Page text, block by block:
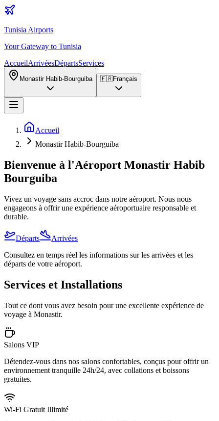
Tunisia Airports
Your Gateway to Tunisia
AccueilArrivéesDépartsServices
Monastir Habib-Bourguiba 🇫🇷Français
Accueil
Monastir Habib-Bourguiba
Bienvenue à l'Aéroport Monastir Habib
Bourguiba
Vivez un voyage sans accroc dans notre aéroport. Nous nous
engageons à offrir une expérience aéroportuaire responsable et
durable.
Départs
Arrivées
Consultez en temps réel les informations sur les arrivées et les
départs de votre aéroport.
Services et Installations
Tout ce dont vous avez besoin pour une excellente expérience de
voyage à Monastir.
Salons VIP
Détendez-vous dans nos salons confortables, conçus pour offrir un
environnement tranquille 24h/24, avec collations et boissons
gratuites.
Wi-Fi Gratuit Illimité